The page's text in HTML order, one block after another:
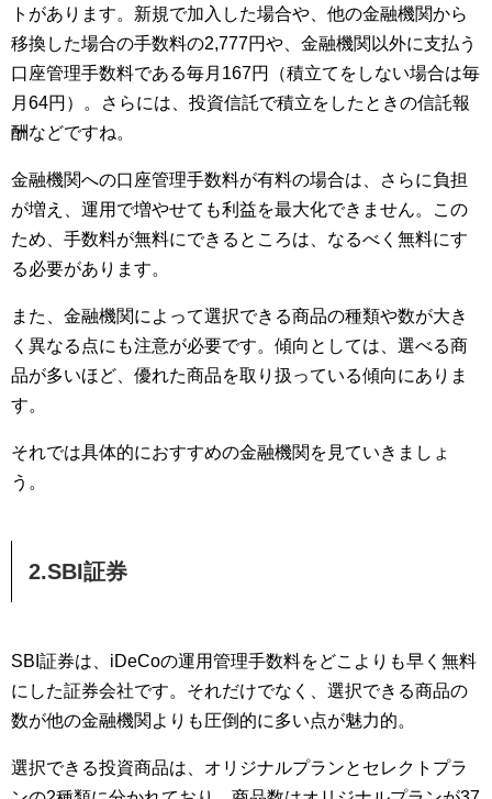
トがあります。新規で加入した場合や、他の金融機関から
移換した場合の手数料の2,777円や、金融機関以外に支払う
口座管理手数料である毎月167円（積立てをしない場合は毎
月64円）。さらには、投資信託で積立をしたときの信託報
酬などですね。
金融機関への口座管理手数料が有料の場合は、さらに負担
が増え、運用で増やせても利益を最大化できません。この
ため、手数料が無料にできるところは、なるべく無料にす
る必要があります。
また、金融機関によって選択できる商品の種類や数が大き
く異なる点にも注意が必要です。傾向としては、選べる商
品が多いほど、優れた商品を取り扱っている傾向にありま
す。
それでは具体的におすすめの金融機関を見ていきましょ
う。
2.SBI証券
SBI証券は、iDeCoの運用管理手数料をどこよりも早く無料
にした証券会社です。それだけでなく、選択できる商品の
数が他の金融機関よりも圧倒的に多い点が魅力的。
選択できる投資商品は、オリジナルプランとセレクトプラ